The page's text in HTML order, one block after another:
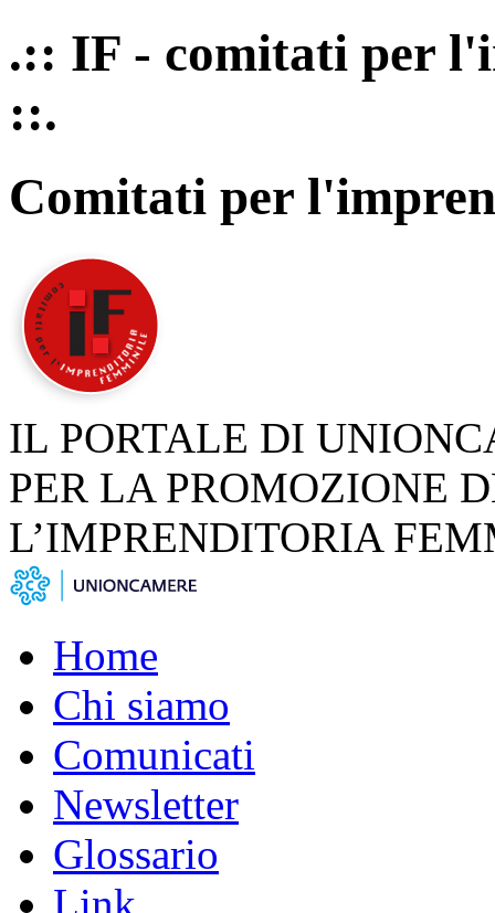
.:: IF - comitati per
::.
Comitati per
IL PORTALE DI
PER LA PROMOZIONE
L’IMPRENDITORIA
Home
Chi siamo
Comunicati
Newsletter
Glossario